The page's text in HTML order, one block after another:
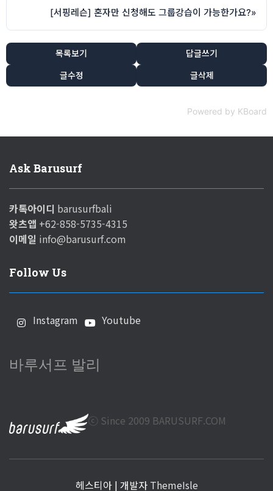
[서핑레슨] 혼자만 신청해도 그룹강습이 가능한가요?»
목록보기 답글쓰기
글수정 글삭제
Powered by KBoard
Ask Barusurf
카톡아이디 barusurfbali
왓츠앱 +62-858-5735-4315
이메일 info@barusurf.com
Follow Us
Instagram Youtube
바루서프 발리
ⓒ Since 2009 BARUSURF.COM
헤스티아 | 개발자 ThemeIsle